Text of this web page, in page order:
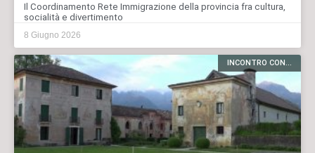
Il Coordinamento Rete Immigrazione della provincia fra cultura,
socialità e divertimento
8 Giugno 2026
INCONTRO CON...